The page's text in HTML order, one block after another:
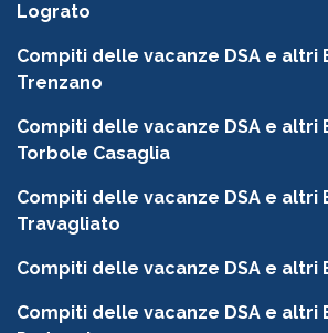
Lograto
Compiti delle vacanze DSA e altri
Trenzano
Compiti delle vacanze DSA e altri
Torbole Casaglia
Compiti delle vacanze DSA e altri
Travagliato
Compiti delle vacanze DSA e altri
Compiti delle vacanze DSA e altri